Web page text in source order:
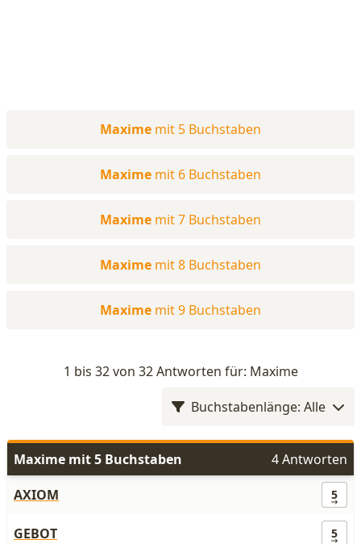
Maxime mit 5 Buchstaben
Maxime mit 6 Buchstaben
Maxime mit 7 Buchstaben
Maxime mit 8 Buchstaben
Maxime mit 9 Buchstaben
1 bis 32 von 32 Antworten für: Maxime
Buchstabenlänge: Alle
Maxime mit 5 Buchstaben
4 Antworten
AXIOM
5
GEBOT 5